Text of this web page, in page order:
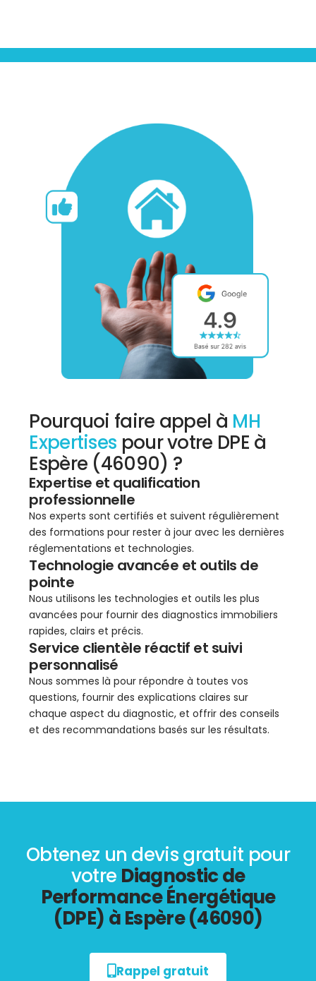
Pourquoi faire appel à MH
Expertises pour votre DPE à
Espère (46090) ?
Expertise et qualification
professionnelle
Nos experts sont certifiés et suivent régulièrement
des formations pour rester à jour avec les dernières
réglementations et technologies.
Technologie avancée et outils de
pointe
Nous utilisons les technologies et outils les plus
avancées pour fournir des diagnostics immobiliers
rapides, clairs et précis.
Service clientèle réactif et suivi
personnalisé
Nous sommes là pour répondre à toutes vos
questions, fournir des explications claires sur
chaque aspect du diagnostic, et offrir des conseils
et des recommandations basés sur les résultats.
Obtenez un devis gratuit pour
votre Diagnostic de
Performance Énergétique
(DPE) à Espère (46090)
Rappel gratuit